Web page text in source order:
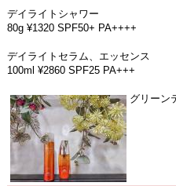
デイライトシャワー
80g ¥1320 SPF50+ PA++++
デイライトセラム、エッセンス
100ml ¥2860 SPF25 PA+++
グリーン